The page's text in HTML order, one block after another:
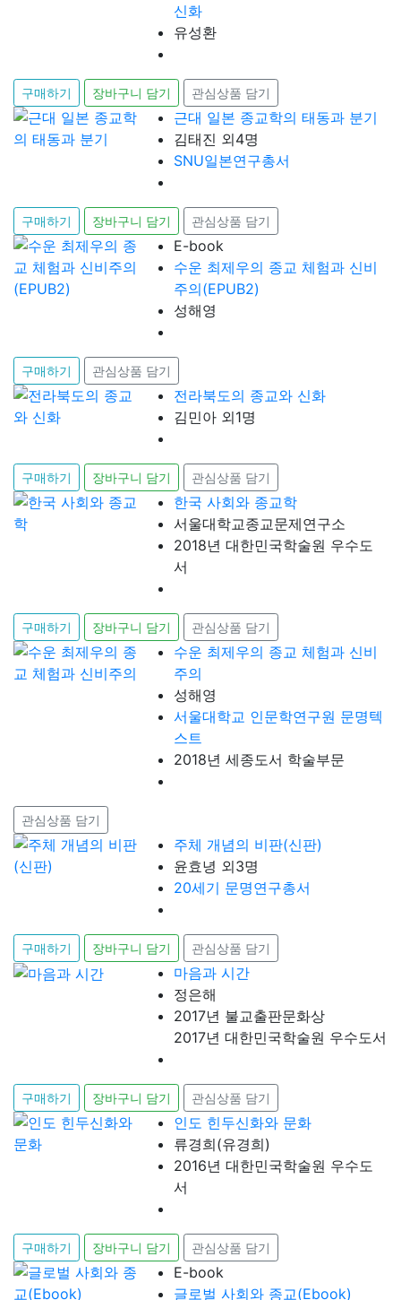
신화
유성환
구매하기 장바구니 담기 관심상품 담기
근대 일본 종교학의 태동과 분기
김태진 외4명
SNU일본연구총서
구매하기 장바구니 담기 관심상품 담기
E-book
수운 최제우의 종교 체험과 신비
주의(EPUB2)
성해영
구매하기 관심상품 담기
전라북도의 종교와 신화
김민아 외1명
구매하기 장바구니 담기 관심상품 담기
한국 사회와 종교학
서울대학교종교문제연구소
2018년 대한민국학술원 우수도
서
구매하기 장바구니 담기 관심상품 담기
수운 최제우의 종교 체험과 신비
주의
성해영
서울대학교 인문학연구원 문명텍
스트
2018년 세종도서 학술부문
관심상품 담기
주체 개념의 비판(신판)
윤효녕 외3명
20세기 문명연구총서
구매하기 장바구니 담기 관심상품 담기
마음과 시간
정은해
2017년 불교출판문화상
2017년 대한민국학술원 우수도서
구매하기 장바구니 담기 관심상품 담기
인도 힌두신화와 문화
류경희(유경희)
2016년 대한민국학술원 우수도
서
구매하기 장바구니 담기 관심상품 담기
E-book
글로벌 사회와 종교(Ebook)